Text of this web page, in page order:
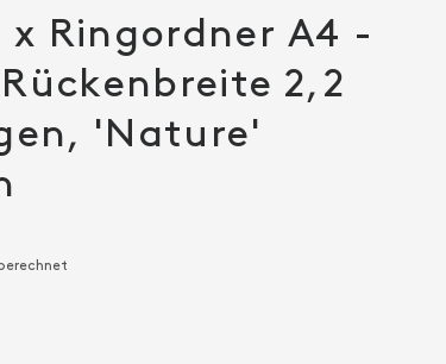
x Ringordner A4 -
2,2
'Nature'